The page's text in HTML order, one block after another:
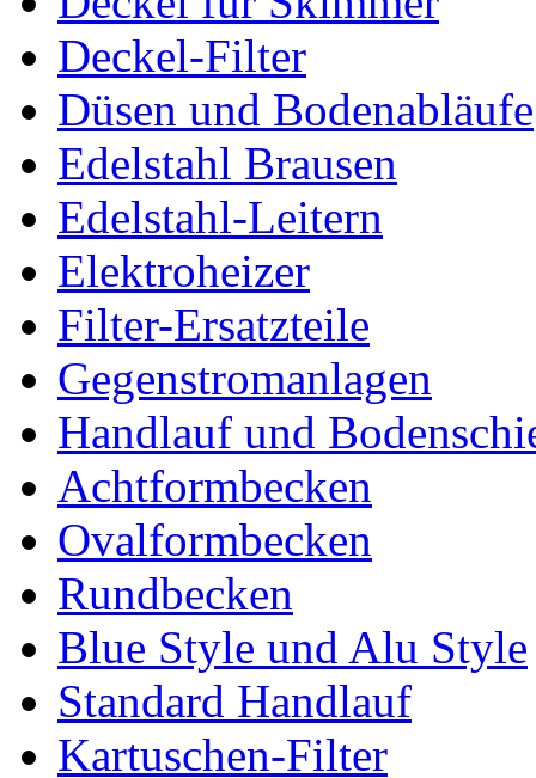
Deckel-Filter
Düsen und Bodenabläufe
Edelstahl Brausen
Edelstahl-Leitern
Elektroheizer
Filter-Ersatzteile
Gegenstromanlagen
Handlauf und
Achtformbecken
Ovalformbecken
Rundbecken
Blue Style und Alu Style
Standard Handlauf
Kartuschen-Filter